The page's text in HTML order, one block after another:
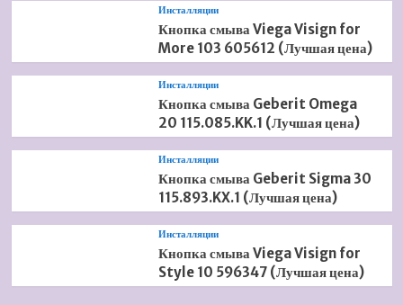
Инсталляции
Кнопка смыва Viega Visign for
More 103 605612 (Лучшая цена)
Инсталляции
Кнопка смыва Geberit Omega
20 115.085.KK.1 (Лучшая цена)
Инсталляции
Кнопка смыва Geberit Sigma 30
115.893.KX.1 (Лучшая цена)
Инсталляции
Кнопка смыва Viega Visign for
Style 10 596347 (Лучшая цена)